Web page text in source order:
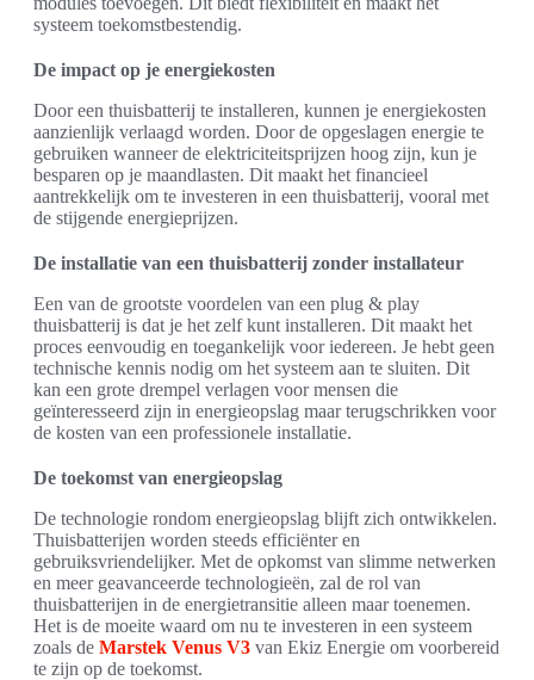
systeem toekomstbestendig.
De impact op je energiekosten
Door een thuisbatterij te installeren, kunnen je energiekosten
aanzienlijk verlaagd worden. Door de opgeslagen energie te
gebruiken wanneer de elektriciteitsprijzen hoog zijn, kun je
besparen op je maandlasten. Dit maakt het financieel
aantrekkelijk om te investeren in een thuisbatterij, vooral met
de stijgende energieprijzen.
De installatie van een thuisbatterij zonder installateur
Een van de grootste voordelen van een plug & play
thuisbatterij is dat je het zelf kunt installeren. Dit maakt het
proces eenvoudig en toegankelijk voor iedereen. Je hebt geen
technische kennis nodig om het systeem aan te sluiten. Dit
kan een grote drempel verlagen voor mensen die
geïnteresseerd zijn in energieopslag maar terugschrikken voor
de kosten van een professionele installatie.
De toekomst van energieopslag
De technologie rondom energieopslag blijft zich ontwikkelen.
Thuisbatterijen worden steeds efficiënter en
gebruiksvriendelijker. Met de opkomst van slimme netwerken
en meer geavanceerde technologieën, zal de rol van
thuisbatterijen in de energietransitie alleen maar toenemen.
Het is de moeite waard om nu te investeren in een systeem
zoals de Marstek Venus V3 van Ekiz Energie om voorbereid
te zijn op de toekomst.